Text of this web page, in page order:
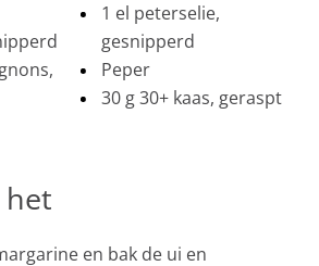
1 el peterselie,
gesnipperd
Peper
30 g 30+ kaas, geraspt
het
en bak de ui en